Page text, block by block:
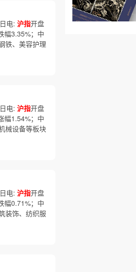
电: 沪指开盘
幅3.35%；中
铁、美容护理
电: 沪指开盘
幅1.54%；中
械设备等板块
电: 沪指开盘
幅0.71%；中
装饰、纺织服